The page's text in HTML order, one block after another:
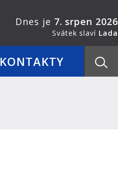
KONTAKTY
Dnes je 7. srpen 2026
Svátek slaví Lada